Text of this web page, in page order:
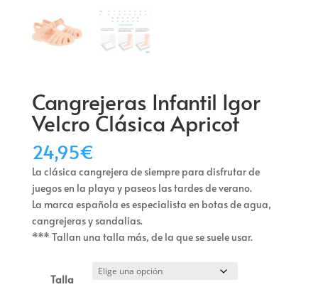
Cangrejeras Infantil Igor
Velcro Clásica Apricot
24,95€
La clásica cangrejera de siempre para disfrutar de
juegos en la playa y paseos las tardes de verano.
La marca española es especialista en botas de agua,
cangrejeras y sandalias.
*** Tallan una talla más, de la que se suele usar.
Talla